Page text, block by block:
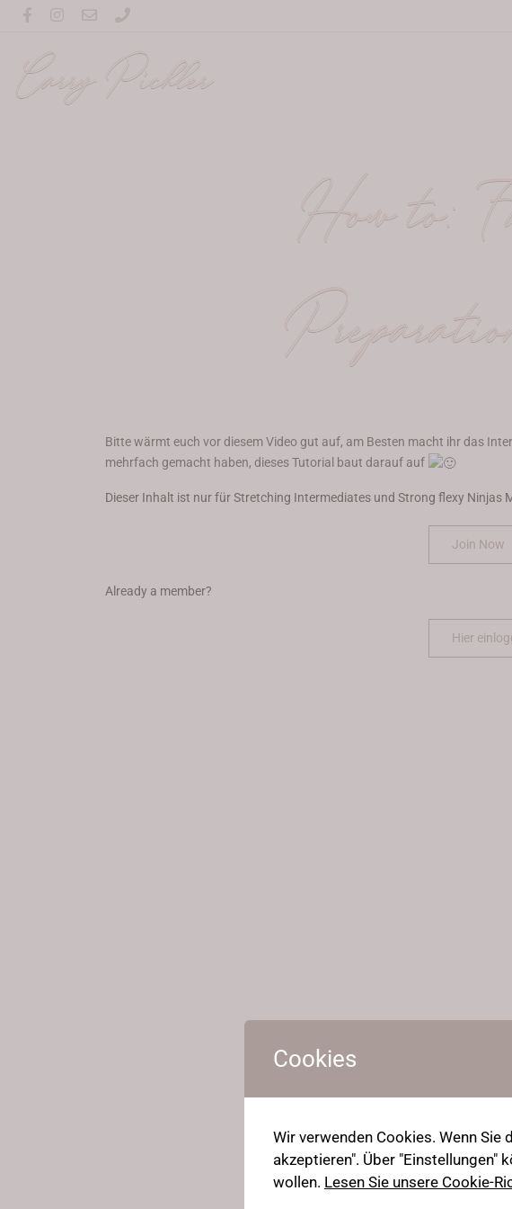
Carry Pichler
How to:
Bitte wärmt euch vor diesem Video gut auf, am Besten macht ihr das
mehrfach gemacht haben, dieses Tutorial baut darauf auf
Dieser Inhalt ist nur für Stretching Intermediates und Strong flexy Ninjas
Join Now
Already a member?
Hier
Cookies
Wir verwenden Cookies. Wenn Sie
akzeptieren". Über "Einstellungen"
wollen. Lesen Sie unsere Cookie-